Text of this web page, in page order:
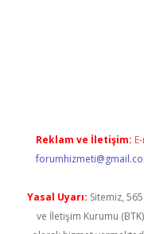
Reklam ve İletişim:
Yasal Uyarı: Sitemiz,
ve İletişim Kurumu